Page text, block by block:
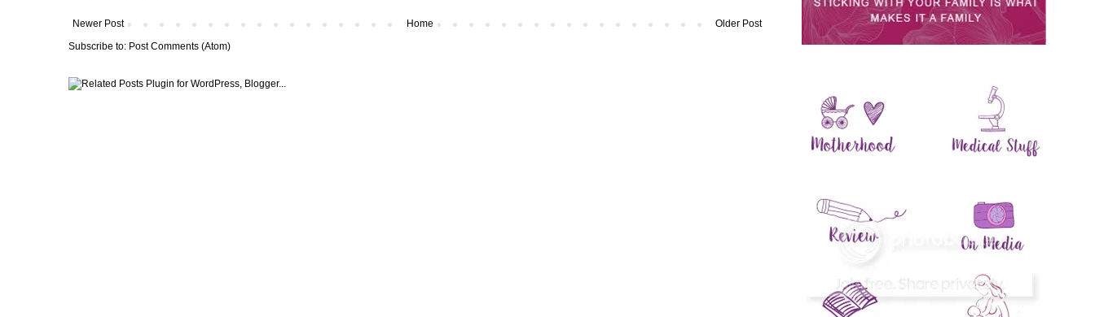
Newer Post Older Post
Home
Subscribe to: Post Comments (Atom)